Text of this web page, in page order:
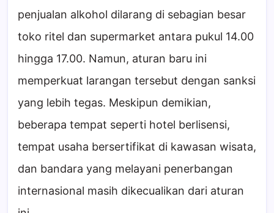
penjualan alkohol dilarang di sebagian besar
toko ritel dan supermarket antara pukul 14.00
hingga 17.00. Namun, aturan baru ini
memperkuat larangan tersebut dengan sanksi
yang lebih tegas. Meskipun demikian,
beberapa tempat seperti hotel berlisensi,
tempat usaha bersertifikat di kawasan wisata,
dan bandara yang melayani penerbangan
internasional masih dikecualikan dari aturan